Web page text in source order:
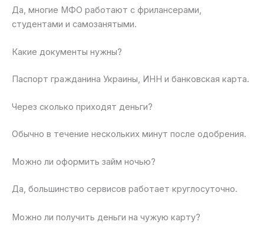
Да, многие МФО работают с фрилансерами,
студентами и самозанятыми.
Какие документы нужны?
Паспорт гражданина Украины, ИНН и банковская карта.
Через сколько приходят деньги?
Обычно в течение нескольких минут после одобрения.
Можно ли оформить займ ночью?
Да, большинство сервисов работает круглосуточно.
Можно ли получить деньги на чужую карту?